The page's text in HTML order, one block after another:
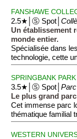
FANSHAWE
2.5★│Ⓢ Spot│
Un établissement
monde entier.
Spécialisée dans
technologie, cette
SPRINGBANK PARK
3.5★│Ⓢ Spot│
Le plus grand
Cet immense parc
thématique familial
WESTERN